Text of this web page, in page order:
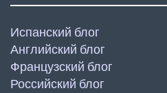
Испанский блог
Английский блог
Французский блог
Российский блог